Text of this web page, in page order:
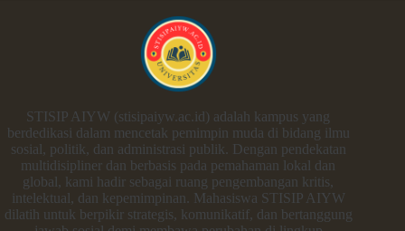
STISIP AIYW (stisipaiyw.ac.id) adalah kampus yang
berdedikasi dalam mencetak pemimpin muda di bidang ilmu
sosial, politik, dan administrasi publik. Dengan pendekatan
multidisipliner dan berbasis pada pemahaman lokal dan
global, kami hadir sebagai ruang pengembangan kritis,
intelektual, dan kepemimpinan. Mahasiswa STISIP AIYW
dilatih untuk berpikir strategis, komunikatif, dan bertanggung